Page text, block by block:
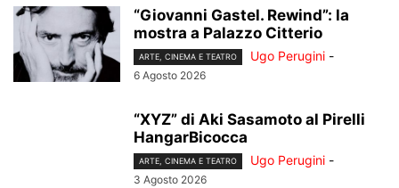
“Giovanni Gastel. Rewind”: la
mostra a Palazzo Citterio
ARTE, CINEMA E TEATRO Ugo Perugini -
6 Agosto 2026
“XYZ” di Aki Sasamoto al Pirelli
HangarBicocca
ARTE, CINEMA E TEATRO Ugo Perugini -
3 Agosto 2026